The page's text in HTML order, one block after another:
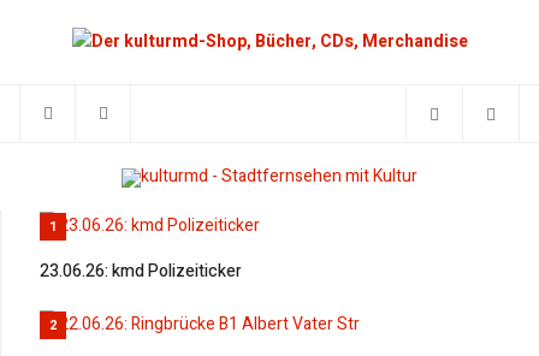
1
23.06.26: kmd Polizeiticker
2